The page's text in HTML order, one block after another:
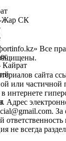
Жар СК
Все
сайта
или частичной
интернете
Адрес
За
не всегда